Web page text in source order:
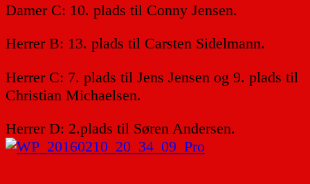
Damer C: 10. plads til Conny Jensen.
Herrer B: 13. plads til Carsten Sidelmann.
Herrer C: 7. plads til Jens Jensen og 9. plads til
Christian Michaelsen.
Herrer D: 2.plads til Søren Andersen.